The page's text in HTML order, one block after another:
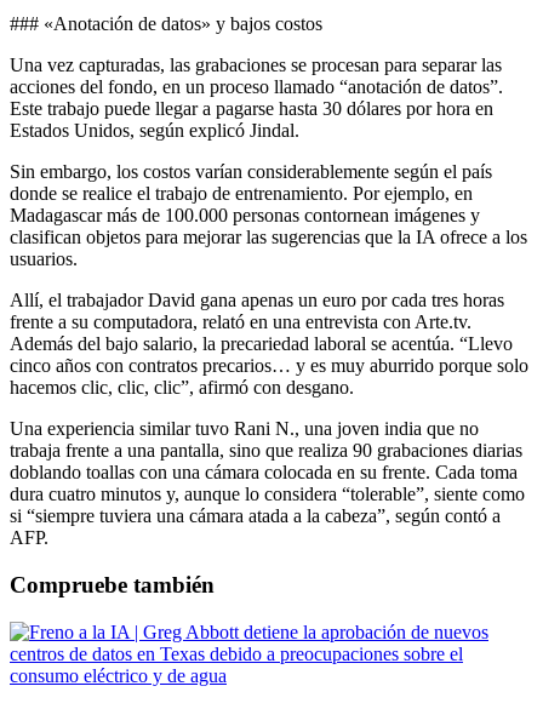
### «Anotación de datos» y bajos costos
Una vez capturadas, las grabaciones se procesan para separar las
acciones del fondo, en un proceso llamado “anotación de datos”.
Este trabajo puede llegar a pagarse hasta 30 dólares por hora en
Estados Unidos, según explicó Jindal.
Sin embargo, los costos varían considerablemente según el país
donde se realice el trabajo de entrenamiento. Por ejemplo, en
Madagascar más de 100.000 personas contornean imágenes y
clasifican objetos para mejorar las sugerencias que la IA ofrece a los
usuarios.
Allí, el trabajador David gana apenas un euro por cada tres horas
frente a su computadora, relató en una entrevista con Arte.tv.
Además del bajo salario, la precariedad laboral se acentúa. “Llevo
cinco años con contratos precarios… y es muy aburrido porque solo
hacemos clic, clic, clic”, afirmó con desgano.
Una experiencia similar tuvo Rani N., una joven india que no
trabaja frente a una pantalla, sino que realiza 90 grabaciones diarias
doblando toallas con una cámara colocada en su frente. Cada toma
dura cuatro minutos y, aunque lo considera “tolerable”, siente como
si “siempre tuviera una cámara atada a la cabeza”, según contó a
AFP.
Compruebe también